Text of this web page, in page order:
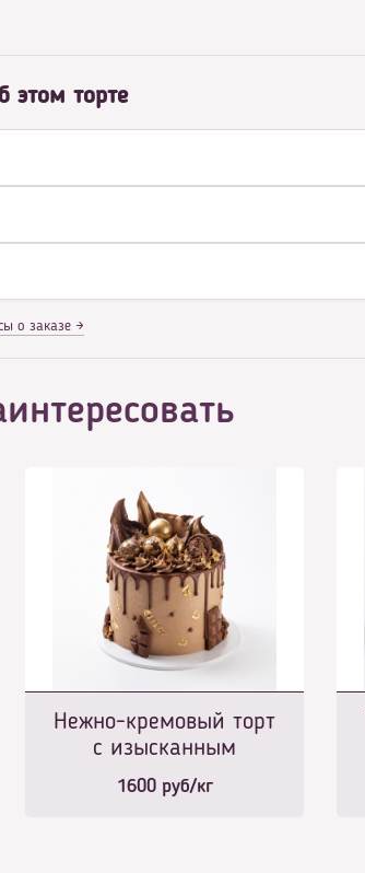
этом торте
о заказе →
Нежно-кремовый торт
с изысканным
золотым декором
1600руб/кг